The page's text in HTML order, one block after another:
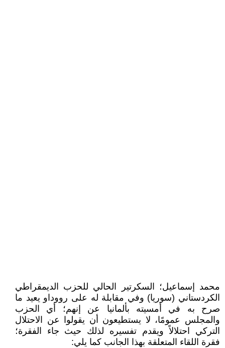
محمد إسماعيل؛ السكرتير الحالي للحزب الديمقراطي
الكردستاني (سوريا) وفي مقابلة له على رووداو يعيد ما
صرح به في أمسيته بألمانيا عن إنهم؛ أي الحزب
والمجلس عمومًا، لا يستطيعون أن يقولوا عن الاحتلال
التركي احتلالاً ويقدم تفسيره لذلك حيث جاء الفقرة؛
فقرة اللقاء المتعلقة بهذا الجانب كما يلي: